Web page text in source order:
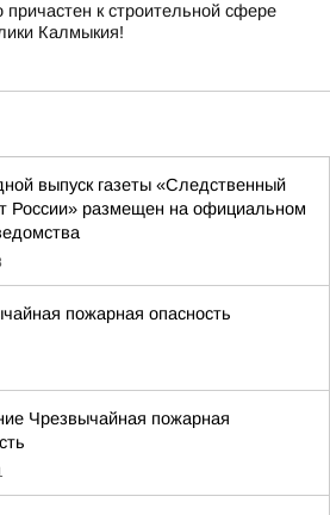
причастен к строительной сфере
Калмыкия!
выпуск газеты «Следственный
России» размещен на официальном
пожарная опасность
Чрезвычайная пожарная